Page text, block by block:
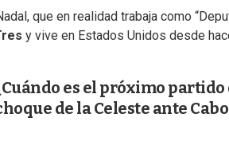
que en realidad trabaja como
y vive en Estados Unidos desde
es el próximo
de la Celeste ante